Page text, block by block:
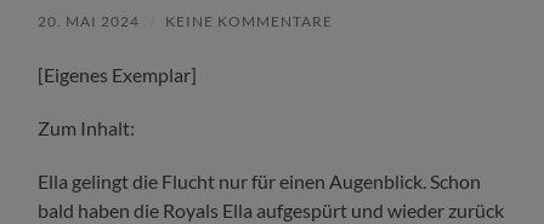
20. MAI 2024 KEINE KOMMENTARE
[Eigenes Exemplar]
Zum Inhalt:
Ella gelingt die Flucht nur für einen Augenblick. Schon
bald haben die Royals Ella aufgespürt und wieder zurück